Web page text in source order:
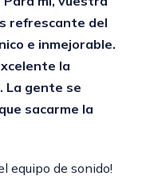
refrescante del
e inmejorable.
la
La gente se
sacarme la
equipo de sonido!